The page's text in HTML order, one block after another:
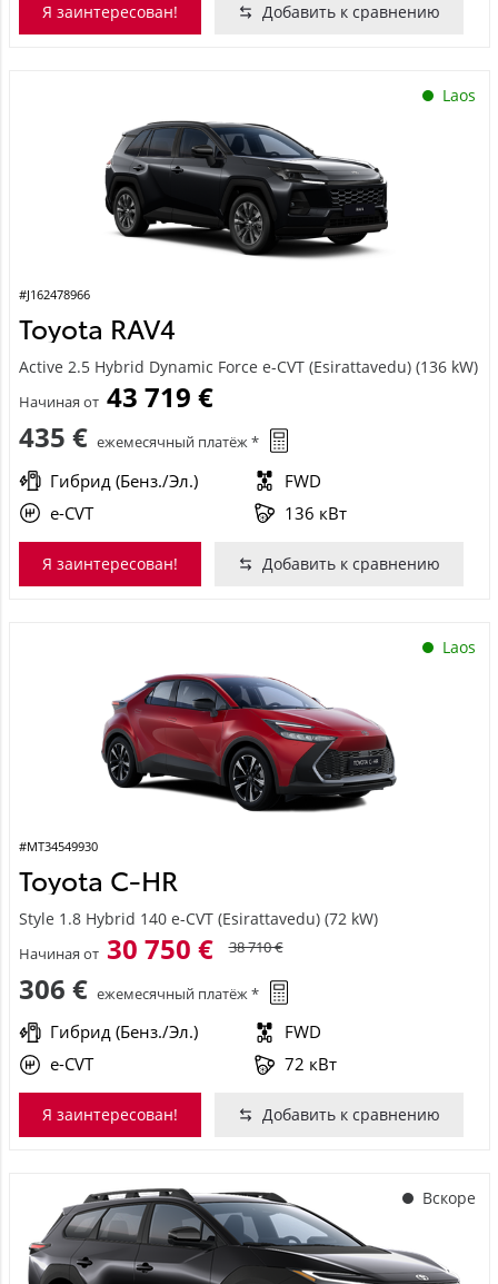
Я заинтересован! Добавить к сравнению
Laos
#J162478966
Toyota RAV4
Active 2.5 Hybrid Dynamic Force e-CVT (Esirattavedu) (136 kW)
Начиная от 43 719 €
435 € ежемесячный платёж *
Гибрид (Бенз./Эл.)
FWD
e-CVT
136 кВт
Я заинтересован! Добавить к сравнению
Laos
#MT34549930
Toyota C-HR
Style 1.8 Hybrid 140 e-CVT (Esirattavedu) (72 kW)
Начиная от 30 750 € 38 710 €
306 € ежемесячный платёж *
Гибрид (Бенз./Эл.)
FWD
e-CVT
72 кВт
Я заинтересован! Добавить к сравнению
Вскоре